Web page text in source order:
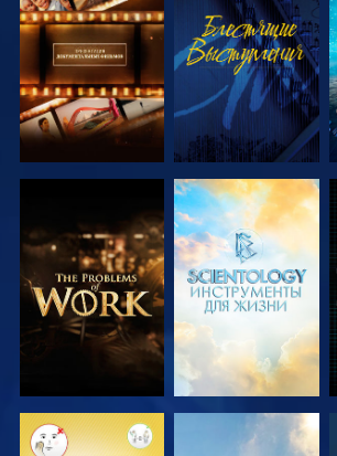
СМОТРЕТЬ
ПЕРЕДАЧИ
СМОТРЕТЬ
СМОТРЕТЬ
ПЕРЕДАЧИ
СМОТРЕТЬ
ПЕРЕДАЧИ